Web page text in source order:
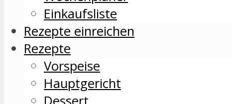
Einkaufsliste
Rezepte einreichen
Rezepte
Vorspeise
Hauptgericht